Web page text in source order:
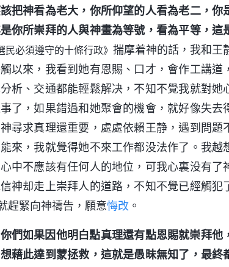
把神看為老大，你所仰望的人看為老二，你
你所崇拜的人與神畫為等號，看為平等，這
民必須遵守的十條行政》揣摩着神的話，我和王
以來，我看到她有恩賜、口才，會作工講道，
析、交通都能輕鬆解决，不知不覺我就對她
了，如果錯過和她聚會的機會，就好像失去
尋求真理還重要，處處依賴王静，遇到問題
來，我就覺得她不來工作都没法作了。我越
中不應該有任何人的地位，可我心裏没有了
神却走上崇拜人的道路，不知不覺已經觸犯
趕緊向神禱告，願意悔改 。
們如果因他明白點真理還有點恩賜就崇拜他
藉此達到蒙拯救，這就是愚昧無知了，最終